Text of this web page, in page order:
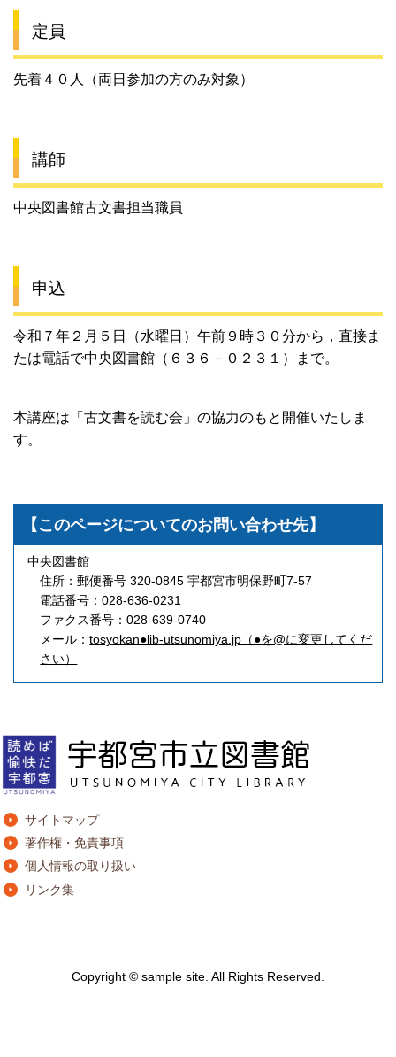
定員
先着４０人（両日参加の方のみ対象）
講師
中央図書館古文書担当職員
申込
令和７年２月５日（水曜日）午前９時３０分から，直接ま
たは電話で中央図書館（６３６－０２３１）まで。
本講座は「古文書を読む会」の協力のもと開催いたしま
す。
【このページについてのお問い合わせ先】
中央図書館
住所：郵便番号 320-0845 宇都宮市明保野町7-57
電話番号：028-636-0231
ファクス番号：028-639-0740
メール：tosyokan●lib-utsunomiya.jp（●を@に変更してくだ
さい）
サイトマップ
著作権・免責事項
個人情報の取り扱い
リンク集
Copyright © sample site. All Rights Reserved.